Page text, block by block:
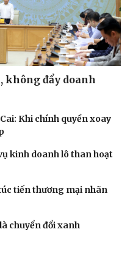
Podcast
Cửa sổ tình yêu
không đẩy doanh
Khi chính quyền xoay
kinh doanh lô than hoạt
tiến thương mại nhãn
chuyển đổi xanh